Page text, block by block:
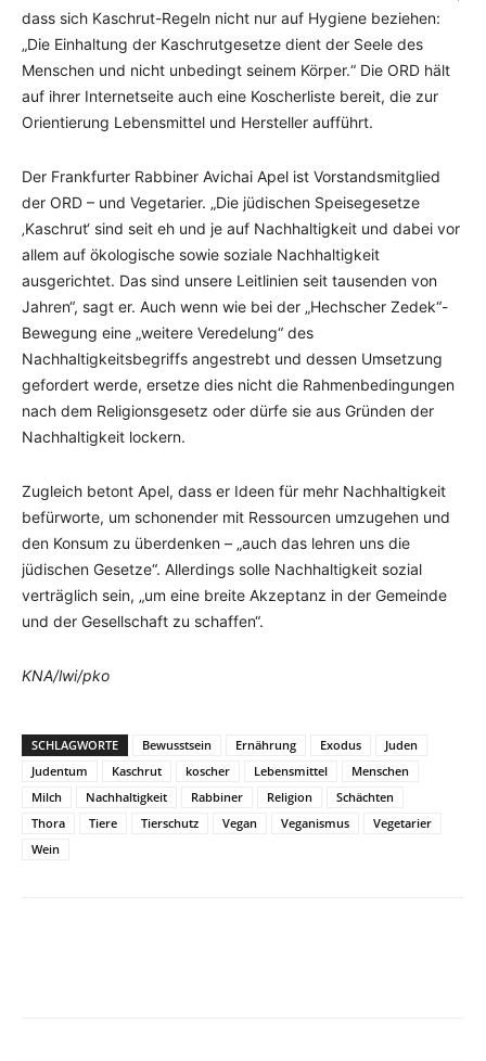
dass sich Kaschrut-Regeln nicht nur auf Hygiene beziehen:
„Die Einhaltung der Kaschrutgesetze dient der Seele des
Menschen und nicht unbedingt seinem Körper.“ Die ORD hält
auf ihrer Internetseite auch eine Koscherliste bereit, die zur
Orientierung Lebensmittel und Hersteller aufführt.
Der Frankfurter Rabbiner Avichai Apel ist Vorstandsmitglied
der ORD – und Vegetarier. „Die jüdischen Speisegesetze
‚Kaschrut‘ sind seit eh und je auf Nachhaltigkeit und dabei vor
allem auf ökologische sowie soziale Nachhaltigkeit
ausgerichtet. Das sind unsere Leitlinien seit tausenden von
Jahren“, sagt er. Auch wenn wie bei der „Hechscher Zedek“-
Bewegung eine „weitere Veredelung“ des
Nachhaltigkeitsbegriffs angestrebt und dessen Umsetzung
gefordert werde, ersetze dies nicht die Rahmenbedingungen
nach dem Religionsgesetz oder dürfe sie aus Gründen der
Nachhaltigkeit lockern.
Zugleich betont Apel, dass er Ideen für mehr Nachhaltigkeit
befürworte, um schonender mit Ressourcen umzugehen und
den Konsum zu überdenken – „auch das lehren uns die
jüdischen Gesetze“. Allerdings solle Nachhaltigkeit sozial
verträglich sein, „um eine breite Akzeptanz in der Gemeinde
und der Gesellschaft zu schaffen“.
KNA/lwi/pko
SCHLAGWORTE Bewusstsein Ernährung Exodus
Juden
Judentum
Kaschrut koscher Lebensmittel
Menschen
Milch
Nachhaltigkeit Rabbiner Religion
Schächten
Thora
Tiere Tierschutz Vegan Veganismus
Vegetarier
Wein